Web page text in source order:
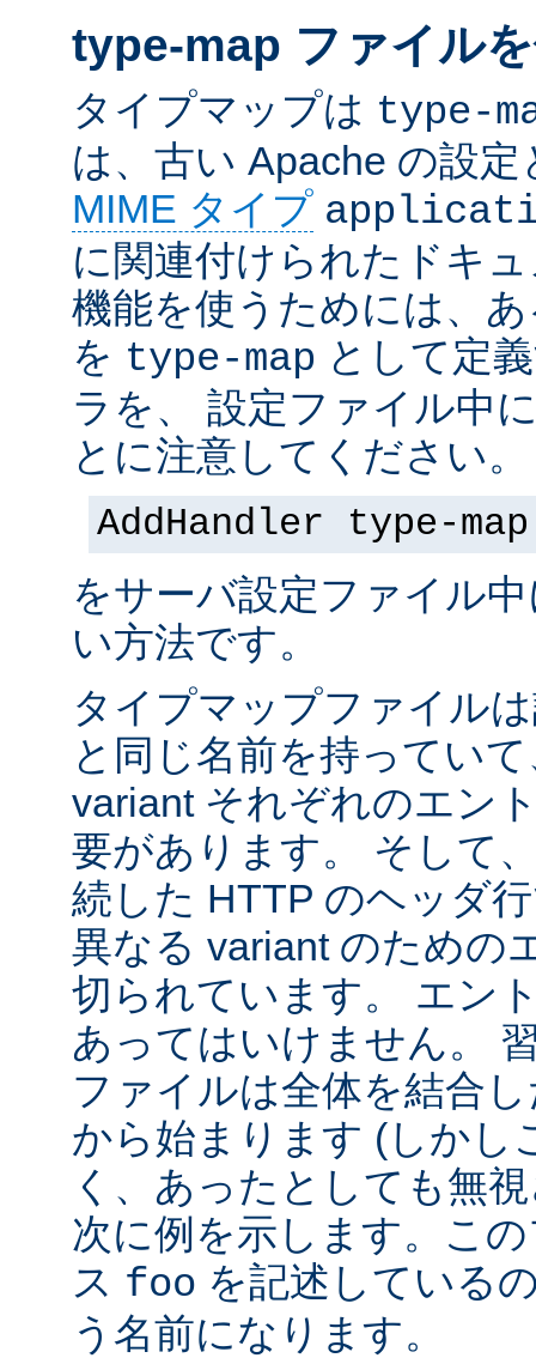
type-map ファイル
タイプマップは type-
は、古い Apache の設
MIME タイプ
に関連付けられたドキ
機能を使うためには、
を type-map として定
ラを、 設定ファイル中
とに注意してください
AddHandler type-
をサーバ設定ファイル
い方法です。
タイプマップファイル
と同じ名前を持ってい
variant それぞれのエン
要があります。 そして
続した HTTP のヘッダ
異なる variant のための
切られています。 エン
あってはいけません。
ファイルは全体を結合
から始まります (しかし
く、あったとしても無
次に例を示します。こ
ス foo を記述している
う名前になります。